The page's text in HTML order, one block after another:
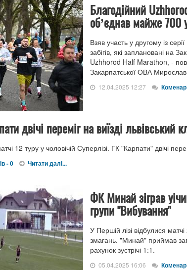
Благодійний
обʼєднав майже 700
Взяв участь у другому із
забігів, які заплановані на
Uzhhorod Half Marathon, -
Закарпатської ОВА Мирослав
12.04.2025 12:27
двічі переміг на виїзді львівський
12 туру у чоловічій Суперлізі. ГК "Карпати" двічі
- 0 Читати далі...
ФК Минай зіграв
групи "Вибування"
У Першій лізі відбулися
змагань. "Минай" приймав
рахунок зустрічі 1:1.
05.04.2025 16:06